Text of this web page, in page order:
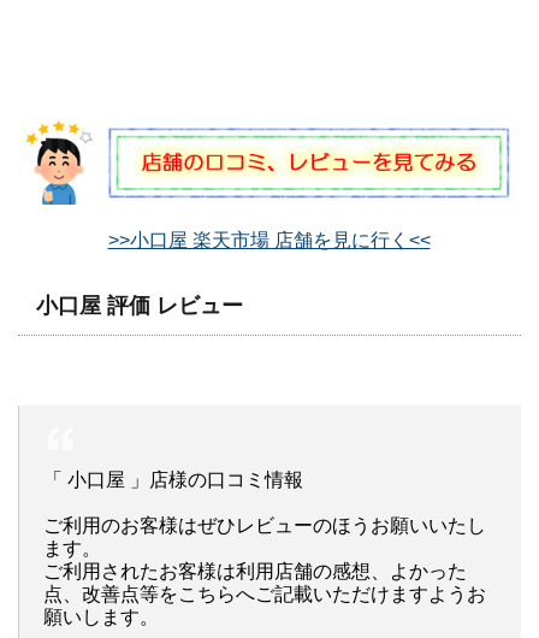
>>小口屋 楽天市場 店舗を見に行く<<
小口屋 評価 レビュー
「 小口屋 」店様の口コミ情報
ご利用のお客様はぜひレビューのほうお願いいたし
ます。
ご利用されたお客様は利用店舗の感想、よかった
点、改善点等をこちらへご記載いただけますようお
願いします。